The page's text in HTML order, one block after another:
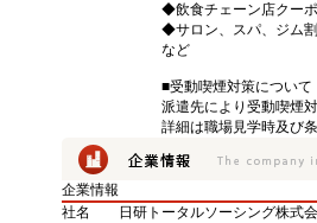
◆飲食チェーン店クー
◆サロン、スパ、ジム割
など
■受動喫煙対策について
派遣先により受動喫煙
詳細は職場見学時及び
企業情報
社名
日研トータルソーシング株式